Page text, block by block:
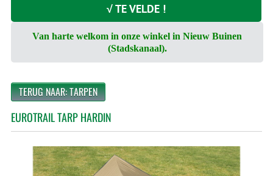
√ TE VELDE !
Van harte welkom in onze winkel in Nieuw Buinen
(Stadskanaal).
TERUG NAAR: TARPEN
EUROTRAIL TARP HARDIN